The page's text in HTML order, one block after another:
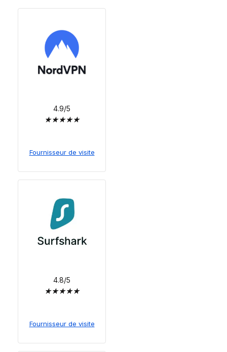
4.9/5
★★★★★
Fournisseur de visite
4.8/5
★★★★★
Fournisseur de visite